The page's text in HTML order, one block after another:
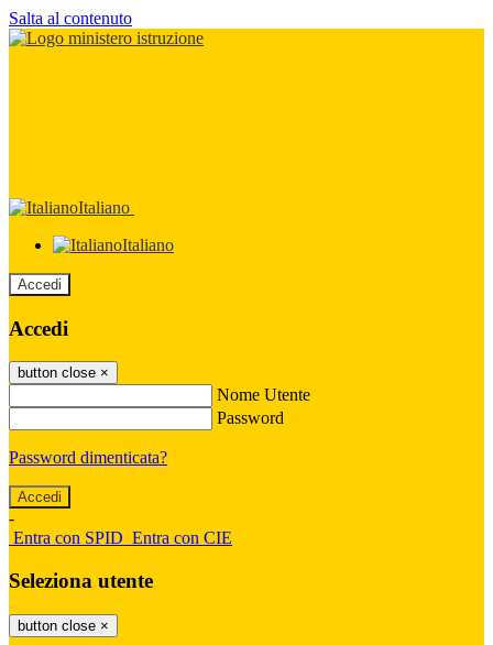
Salta al contenuto
Italiano
Italiano
Accedi
Accedi
button close ×
Nome Utente
Password
Password dimenticata?
-
Entra con SPID Entra con CIE
Seleziona utente
button close ×